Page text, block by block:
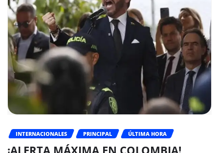
INTERNACIONALES PRINCIPAL ÚLTIMA HORA